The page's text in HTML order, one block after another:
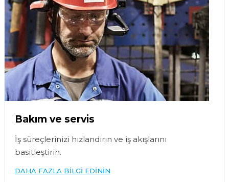
Bakım ve servis
İş süreçlerinizi hızlandırın ve iş akışlarını
basitleştirin.
DAHA FAZLA BILGI EDININ